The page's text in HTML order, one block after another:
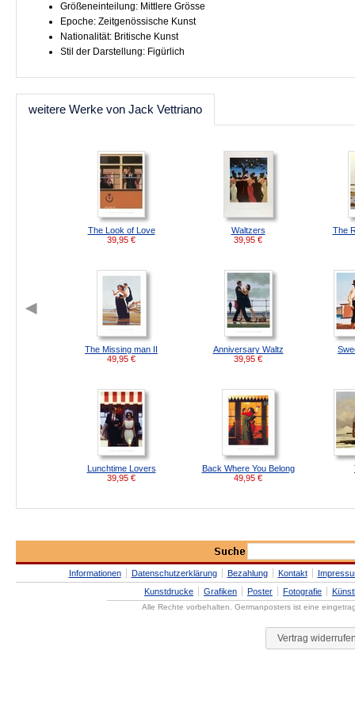
Größeneinteilung: Mittlere Grösse
Epoche: Zeitgenössische Kunst
Nationalität: Britische Kunst
Stil der Darstellung: Figürlich
weitere Werke von Jack Vettriano
The Look of Love
39,95 €
Waltzers
39,95 €
The
The Missing man II
49,95 €
Anniversary Waltz
39,95 €
Lunchtime Lovers
39,95 €
Back Where You Belong
49,95 €
Informationen Datenschutzerklärung Bezahlung Kontakt
Kunstdrucke
Grafiken Poster Fotografie
Alle Rechte vorbehalten. Germanposters ist eine
Vertrag